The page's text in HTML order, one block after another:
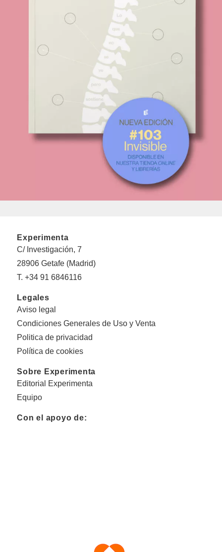
Experimenta
C/ Investigación, 7
28906 Getafe (Madrid)
T. +34 91 6846116
Legales
Aviso legal
Condiciones Generales de Uso y Venta
Politica de privacidad
Política de cookies
Sobre Experimenta
Editorial Experimenta
Equipo
Con el apoyo de: